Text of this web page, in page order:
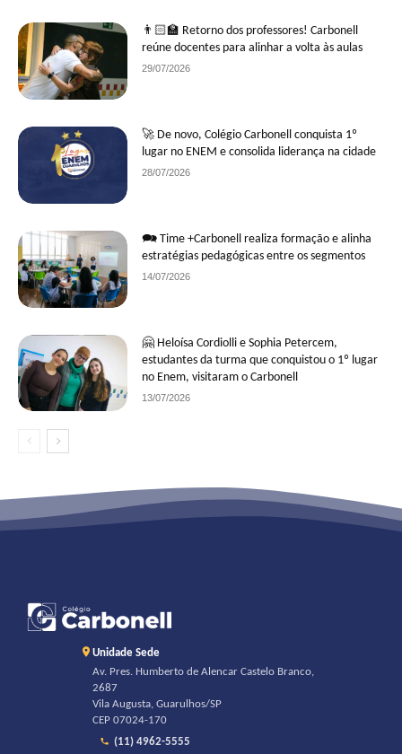
👨🏻‍🏫 Retorno dos professores! Carbonell
reúne docentes para alinhar a volta às aulas
29/07/2026
🚀 De novo, Colégio Carbonell conquista 1º
lugar no ENEM e consolida liderança na cidade
28/07/2026
🗪 Time +Carbonell realiza formação e alinha
estratégias pedagógicas entre os segmentos
14/07/2026
🤗 Heloísa Cordiolli e Sophia Petercem,
estudantes da turma que conquistou o 1º lugar
no Enem, visitaram o Carbonell
13/07/2026
Unidade Sede
Av. Pres. Humberto de Alencar Castelo Branco,
2687
Vila Augusta, Guarulhos/SP
CEP 07024-170
(11) 4962-5555